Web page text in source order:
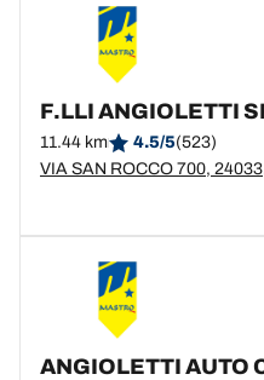
F.LLI ANGIOLETTI
11.44 km 4.5/5(523)
VIA SAN ROCCO 700,
ANGIOLETTI AUTO